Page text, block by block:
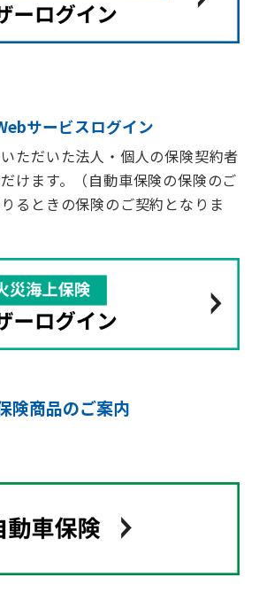
サービスログイン
ただいた法人・個人の保険契約者
けます。（自動車保険の保険のご
るときの保険のご契約となりま
険商品のご案内